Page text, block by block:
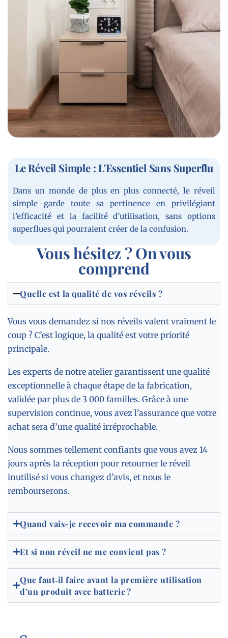
Le Réveil Simple : L'Essentiel Sans Superflu
Dans un monde de plus en plus connecté, le réveil
simple garde toute sa pertinence en privilégiant
l’efficacité et la facilité d’utilisation, sans options
superflues qui pourraient créer de la confusion.
Vous hésitez ? On vous
comprend
Quelle est la qualité de vos réveils ?
Vous vous demandez si nos réveils valent vraiment le
coup ? C’est logique, la qualité est votre priorité
principale.
Les experts de notre atelier garantissent une qualité
exceptionnelle à chaque étape de la fabrication,
validée par plus de 3 000 familles. Grâce à une
supervision continue, vous avez l’assurance que votre
achat sera d’une qualité irréprochable.
Nous sommes tellement confiants que vous avez 14
jours après la réception pour retourner le réveil
inutilisé si vous changez d’avis, et nous le
rembourserons.
Quand vais-je recevoir ma commande ?
Et si non réveil ne me convient pas ?
Que faut‑il faire avant la première utilisation
d’un produit avec batterie ?